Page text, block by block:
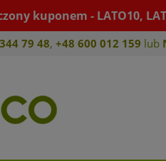
kuponem - LATO10,
79 48, +48 600 012 159 lub